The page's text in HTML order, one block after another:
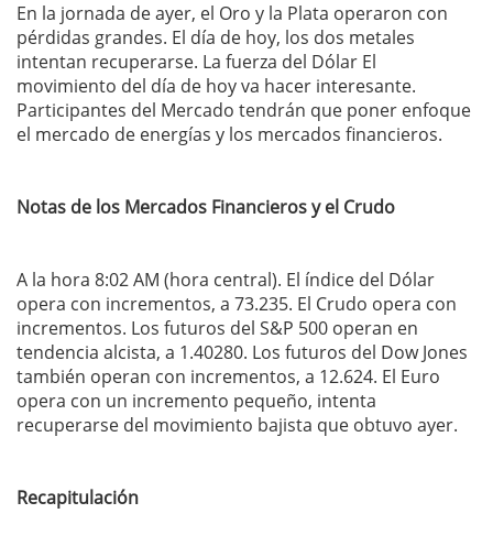
En la jornada de ayer, el Oro y la Plata operaron con
pérdidas grandes. El día de hoy, los dos metales
intentan recuperarse. La fuerza del Dólar El
movimiento del día de hoy va hacer interesante.
Participantes del Mercado tendrán que poner enfoque
el mercado de energías y los mercados financieros.
Notas de los Mercados Financieros y el Crudo
A la hora 8:02 AM (hora central). El índice del Dólar
opera con incrementos, a 73.235. El Crudo opera con
incrementos. Los futuros del S&P 500 operan en
tendencia alcista, a 1.40280. Los futuros del Dow Jones
también operan con incrementos, a 12.624. El Euro
opera con un incremento pequeño, intenta
recuperarse del movimiento bajista que obtuvo ayer.
Recapitulación